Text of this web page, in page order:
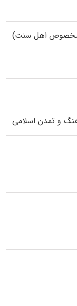
(مخصوص اهل سنت)
و تمدن اسلامی